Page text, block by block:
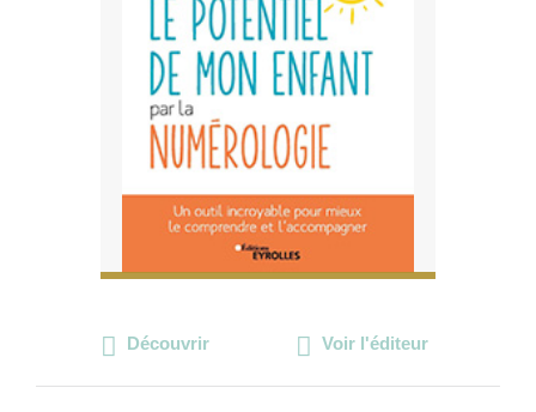
Découvrir Voir l'éditeur